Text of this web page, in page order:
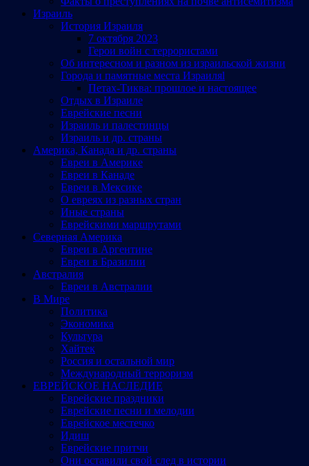
Израиль
История Израиля
7 октября 2023
Герои войн с террористами
Об интересном и разном из израильской жизни
Города и памятные места Израиляl
Петах-Тиква: прошлое и настоящее
Отдых в Израиле
Еврейские песни
Израиль и палестинцы
Израиль и др. страны
Америка, Канада и др. страны
Евреи в Америке
Евреи в Канаде
Евреи в Мексике
О евреях из разных стран
Иные страны
Еврейскими маршрутами
Северная Америка
Евреи в Аргентине
Евреи в Бразилии
Австралия
Евреи в Австралии
В Мире
Политика
Экономика
Культура
Хайтек
Россия и остальной мир
Международный терроризм
ЕВРЕЙСКОЕ НАСЛЕДИЕ
Еврейские праздники
Еврейские песни и мелодии
Еврейское местечко
Идиш
Еврейские притчи
Они оставили свой след в истории